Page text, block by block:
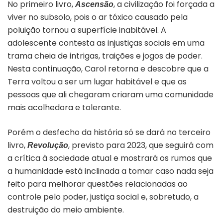
No primeiro livro, Ascensão, a civilização foi forçada a
viver no subsolo, pois o ar tóxico causado pela
poluição tornou a superfície inabitável. A
adolescente contesta as injustiças sociais em uma
trama cheia de intrigas, traições e jogos de poder.
Nesta continuação, Carol retorna e descobre que a
Terra voltou a ser um lugar habitável e que as
pessoas que ali chegaram criaram uma comunidade
mais acolhedora e tolerante.
Porém o desfecho da história só se dará no terceiro
livro, Revolução, previsto para 2023, que seguirá com
a crítica à sociedade atual e mostrará os rumos que
a humanidade está inclinada a tomar caso nada seja
feito para melhorar questões relacionadas ao
controle pelo poder, justiça social e, sobretudo, a
destruição do meio ambiente.